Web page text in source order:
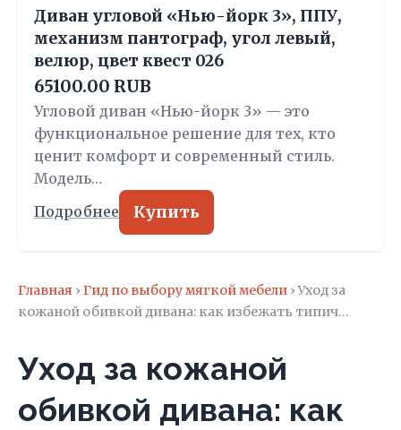
Диван угловой «Нью-йорк 3», ППУ,
механизм пантограф, угол левый,
велюр, цвет квест 026
65100.00 RUB
Угловой диван «Нью-йорк 3» — это
функциональное решение для тех, кто
ценит комфорт и современный стиль.
Модель…
Подробнее Купить
Главная › Гид по выбору мягкой мебели › Уход за
кожаной обивкой дивана: как избежать типич…
Уход за кожаной
обивкой дивана: как